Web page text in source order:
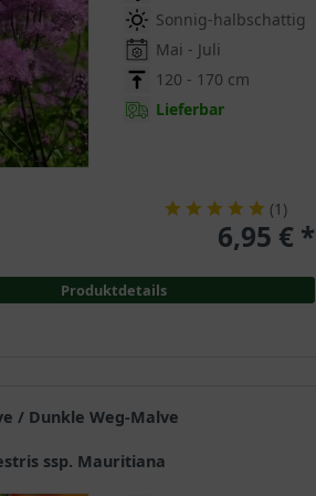
Sonnig-halbschattig
Mai - Juli
120 - 170 cm
Lieferbar
(1 )
6,95 € *
Produktdetails
/ Dunkle Weg-Malve
ssp. Mauritiana